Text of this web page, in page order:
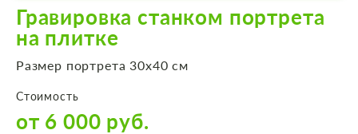
Гравировка станком портрета
на плитке
Размер портрета 30х40 см
Стоимость
от 6 000 руб.